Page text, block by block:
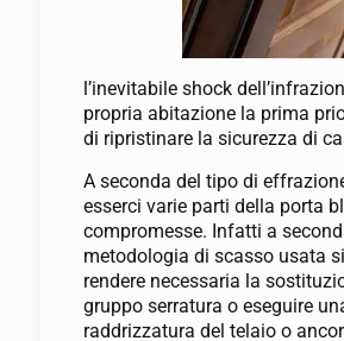
l’inevitabile shock
propria abitazione la prima
di ripristinare la sicurezza di
A seconda del tipo di
esserci varie parti della porta
compromesse. Infatti a
metodologia di scasso usata
rendere necessaria la
gruppo serratura o eseguire
raddrizzatura del telaio o